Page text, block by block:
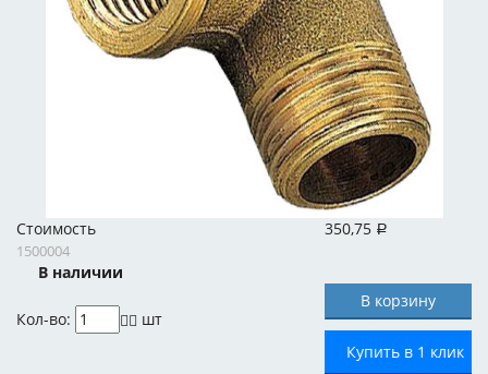
Стоимость 350,75 Р
1500004
В наличии
Кол-во:
шт
Купить в 1 клик